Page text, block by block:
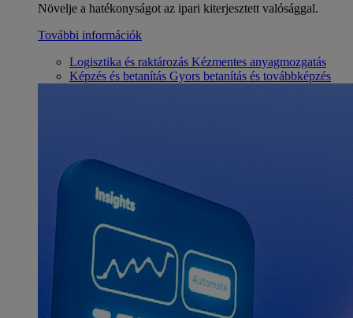
Növelje a hatékonyságot az ipari kiterjesztett valósággal.
További információk
Logisztika és raktározás Kézmentes anyagmozgatás
Képzés és betanítás Gyors betanítás és továbbképzés